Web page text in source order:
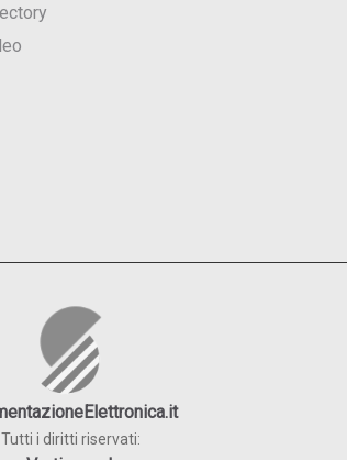
Tutti i diritti riservati: